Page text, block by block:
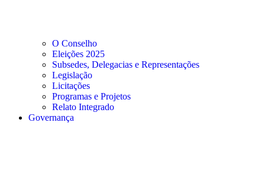
O Conselho
Eleições 2025
Subsedes, Delegacias e Representações
Legislação
Licitações
Programas e Projetos
Relato Integrado
Governança